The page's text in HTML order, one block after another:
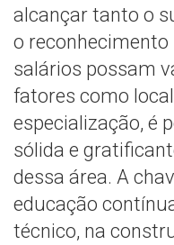
alcançar tanto o
o
salários possam
fatores como
especialização, é
sólida e
dessa área. A
educação
técnico, na